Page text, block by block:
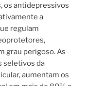
os antidepressivos
a
regulam
grau perigoso. As
seletivos da
aumentam os